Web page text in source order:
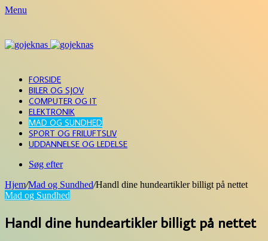
Menu
FORSIDE
BILER OG SJOV
COMPUTER OG IT
ELEKTRONIK
MAD OG SUNDHED
SPORT OG FRILUFTSLIV
UDDANNELSE OG LEDELSE
Søg efter
Hjem/Mad og Sundhed/Handl dine hundeartikler billigt på nettet
Mad og Sundhed
Handl dine hundeartikler billigt på nettet